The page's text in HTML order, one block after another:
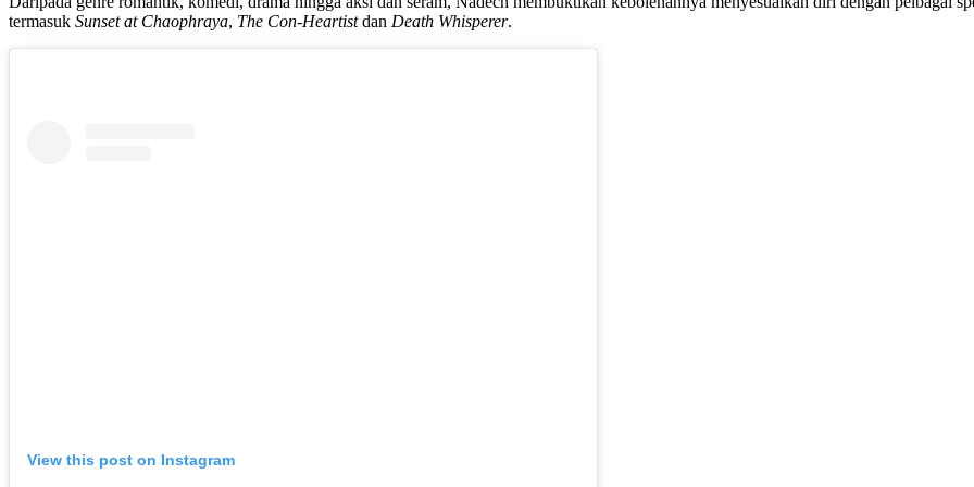
termasuk Sunset at Chaophraya, The Con-Heartistdan Death Whisperer.
View this post on Instagram